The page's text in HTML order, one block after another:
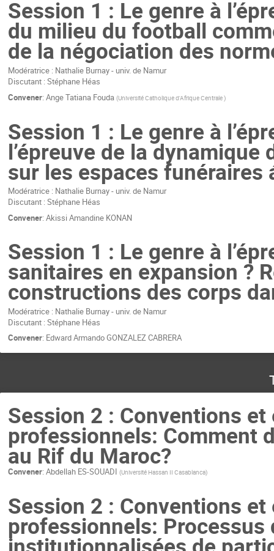
Session 1 : Le genre à
du milieu du football
de la négociation des
Modératrice : Nathalie Burnay - univ. de Namur
Discutant : Stéphane Héas
Convener: Ange Tatiana Fouda (Université Catholique d'Afrique Centrale)
Session 1 : Le genre à
l’épreuve de la
sur les espaces funéraires
Modératrice : Nathalie Burnay - univ. de Namur
Discutant : Stéphane Héas
Convener: Akissi Amandine KONAN
Session 1 : Le genre à
sanitaires en expansion ?
constructions des corps
Modératrice : Nathalie Burnay - univ. de Namur
Discutant : Stéphane Héas
Convener: Edward Armando GONZALEZ CABRERA
Session 2 : Conventions
professionnels: Comment
au Rif du Maroc?
Convener: Abdellah ES-SOUADI (Université Hassan II Casablanca)
Session 2 : Conventions
professionnels: Processus